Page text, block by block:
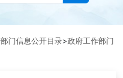
部门信息公开目录>政府工作部门